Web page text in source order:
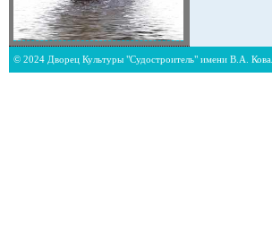
© 2024 Дворец Культуры "Судостроитель" имени В.А.